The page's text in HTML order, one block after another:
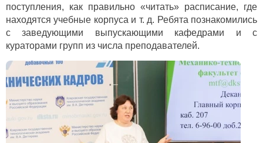
поступления, как правильно «читать» расписание, где
находятся учебные корпуса и т. д. Ребята познакомились
с заведующими выпускающими кафедрами и с
кураторами групп из числа преподавателей.